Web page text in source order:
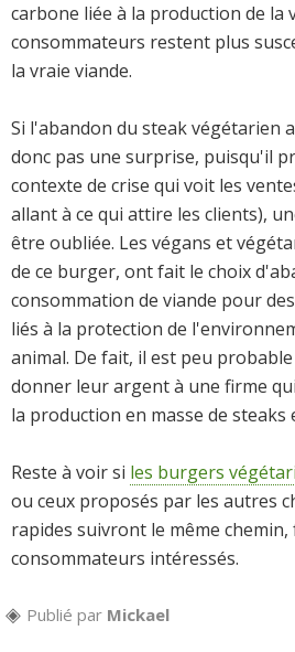
carbone liée à la production de la
consommateurs restent plus
la vraie viande.
Si l'abandon du steak végétarien
donc pas une surprise, puisqu'il
contexte de crise qui voit les
allant à ce qui attire les clients),
être oubliée. Les végans et
de ce burger, ont fait le choix
consommation de viande pour
liés à la protection de
animal. De fait, il est peu
donner leur argent à une firme
la production en masse de
Reste à voir si les burgers
ou ceux proposés par les autres
rapides suivront le même chemin,
consommateurs intéressés.
Publié par Mickael